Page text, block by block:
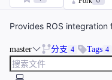
Provides ROS integration
master 分支 4 Tags 4